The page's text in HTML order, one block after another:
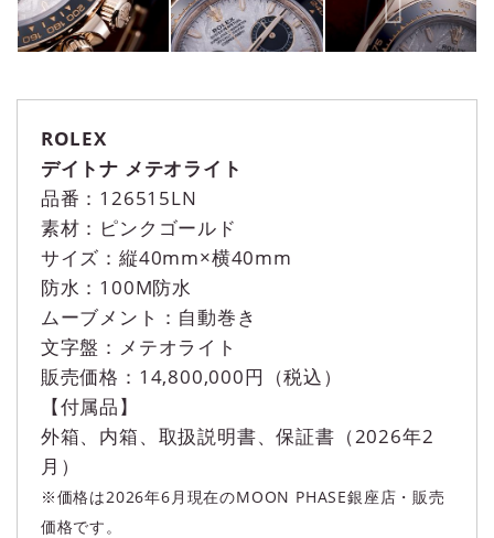
ROLEX
デイトナ メテオライト
品番：126515LN
素材：ピンクゴールド
サイズ：縦40mm×横40mm
防水：100M防水
ムーブメント：自動巻き
文字盤：メテオライト
販売価格：14,800,000円（税込）
【付属品】
外箱、内箱、取扱説明書、保証書（2026年2
月）
※価格は2026年6月現在のMOON PHASE銀座店・販売
価格です。